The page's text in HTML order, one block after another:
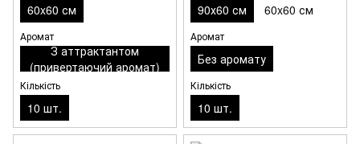
60x60 см
Аромат
З аттрактантом
(привертаючий аромат)
Кількість
10 шт.
90х60 см 60x60 см
Аромат
Без аромату
Кількість
10 шт.